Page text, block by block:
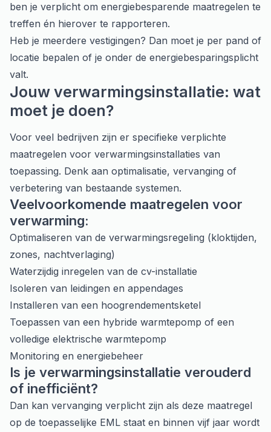
ben je verplicht om energiebesparende maatregelen te
treffen én hierover te rapporteren.
Heb je meerdere vestigingen? Dan moet je per pand of
locatie bepalen of je onder de energiebesparingsplicht
valt.
Jouw verwarmingsinstallatie: wat
moet je doen?
Voor veel bedrijven zijn er specifieke verplichte
maatregelen voor verwarmingsinstallaties van
toepassing. Denk aan optimalisatie, vervanging of
verbetering van bestaande systemen.
Veelvoorkomende maatregelen voor
verwarming:
Optimaliseren van de verwarmingsregeling (kloktijden,
zones, nachtverlaging)
Waterzijdig inregelen van de cv-installatie
Isoleren van leidingen en appendages
Installeren van een hoogrendementsketel
Toepassen van een hybride warmtepomp of een
volledige elektrische warmtepomp
Monitoring en energiebeheer
Is je verwarmingsinstallatie verouderd
of inefficiënt?
Dan kan vervanging verplicht zijn als deze maatregel
op de toepasselijke EML staat en binnen vijf jaar wordt